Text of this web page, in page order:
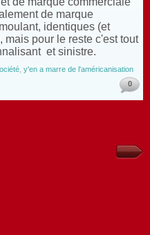
de marque
identiques (et
pour le reste c'est tout
et sinistre.
y'en a marre de l'américanisation
0